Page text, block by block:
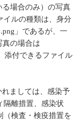
る場合のみ）の写真
イルの種類は、身分
」であるが、一
真の場合は
添付できるファイル
ましては、感染予
隔離措置、感染状
（検査・検疫措置を